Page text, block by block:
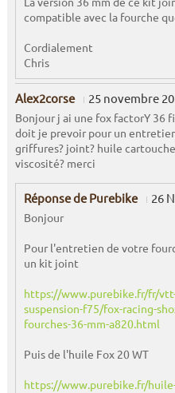
compatible avec la fourche
Cordialement
Chris
Alex2corse 25 novembre
Bonjour j ai une fox factorY 36
doit je prevoir pour un
griffures? joint? huile
viscosité? merci
Réponse de Purebike 26
Bonjour
Pour l'entretien de votre
un kit joint
https://www.purebike.fr/fr/
suspension-f75/fox-racing-
fourches-36-mm-a820.html
Puis de l'huile Fox 20 WT
https://www.purebike.fr/